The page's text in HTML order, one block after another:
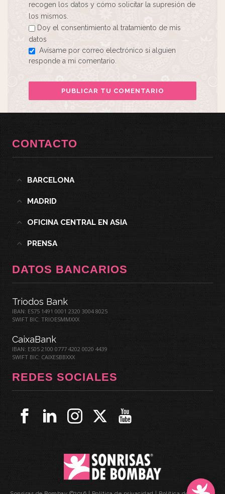
recogen los datos y cómo solicitar la supresión de
los mismos.
Doy el consentimiento al tratamiento de mis
datos
Avísame por correo electrónico si alguien
responde a mi comentario.
CONTACTO
BARCELONA
MADRID
OFICINA CENTRAL EN ASIA
PRENSA
DATOS BANCARIOS
Triodos Bank
IBAN: ES75 1491 0001 2320 3004 8025
SWIFT BIC: TRIOESMMXXX
CaixaBank
IBAN: ES05 2100 0777 4202 0020 4439
SWIFT BIC: CAIXESBBXXX
REDES SOCIALES